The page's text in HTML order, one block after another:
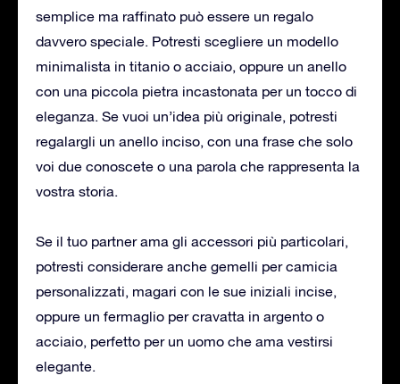
semplice ma raffinato può essere un regalo
davvero speciale. Potresti scegliere un modello
minimalista in titanio o acciaio, oppure un anello
con una piccola pietra incastonata per un tocco di
eleganza. Se vuoi un’idea più originale, potresti
regalargli un anello inciso, con una frase che solo
voi due conoscete o una parola che rappresenta la
vostra storia.
Se il tuo partner ama gli accessori più particolari,
potresti considerare anche gemelli per camicia
personalizzati, magari con le sue iniziali incise,
oppure un fermaglio per cravatta in argento o
acciaio, perfetto per un uomo che ama vestirsi
elegante.